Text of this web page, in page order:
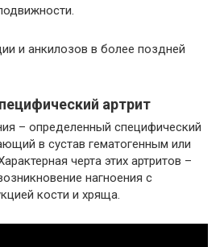
и анкилозов в более поздней
артрит
– определенный специфический
в сустав гематогенным или
черта этих артритов –
нагноения с
кости и хряща.